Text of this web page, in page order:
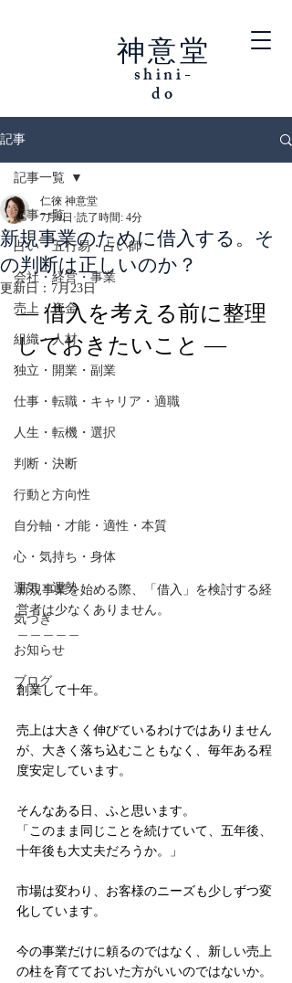
神意堂
shini-
do
記事
記事一覧
占い・五行易・占い師
会社・経営・事業
売上・資金
組織・人材
独立・開業・副業
仕事・転職・キャリア・適職
人生・転機・選択
判断・決断
行動と方向性
自分軸・才能・適性・本質
心・気持ち・身体
運気・運勢
気づき
お知らせ
ブログ
記事一覧
新規事業のために借入する。そ
の判断は正しいのか？
仁徠 神意堂
7月9日 読了時間: 4分
更新日： 7月23日
― 借入を考える前に整理
しておきたいこと ―
新規事業を始める際、「借入」を検討する経
営者は少なくありません。
＿＿＿＿＿
創業して十年。
売上は大きく伸びているわけではありません
が、大きく落ち込むこともなく、毎年ある程
度安定しています。
そんなある日、ふと思います。
「このまま同じことを続けていて、五年後、
十年後も大丈夫だろうか。」
市場は変わり、お客様のニーズも少しずつ変
化しています。
今の事業だけに頼るのではなく、新しい売上
の柱を育てておいた方がいいのではないか。